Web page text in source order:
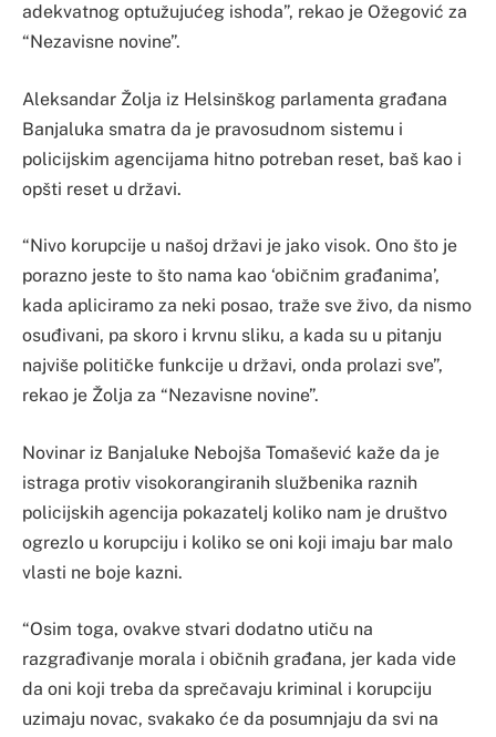
adekvatnog optužujućeg ishoda”, rekao je Ožegović za
“Nezavisne novine”.
Aleksandar Žolja iz Helsinškog parlamenta građana
Banjaluka smatra da je pravosudnom sistemu i
policijskim agencijama hitno potreban reset, baš kao i
opšti reset u državi.
“Nivo korupcije u našoj državi je jako visok. Ono što je
porazno jeste to što nama kao ‘običnim građanima’,
kada apliciramo za neki posao, traže sve živo, da nismo
osuđivani, pa skoro i krvnu sliku, a kada su u pitanju
najviše političke funkcije u državi, onda prolazi sve”,
rekao je Žolja za “Nezavisne novine”.
Novinar iz Banjaluke Nebojša Tomašević kaže da je
istraga protiv visokorangiranih službenika raznih
policijskih agencija pokazatelj koliko nam je društvo
ogrezlo u korupciju i koliko se oni koji imaju bar malo
vlasti ne boje kazni.
“Osim toga, ovakve stvari dodatno utiču na
razgrađivanje morala i običnih građana, jer kada vide
da oni koji treba da sprečavaju kriminal i korupciju
uzimaju novac, svakako će da posumnjaju da svi na